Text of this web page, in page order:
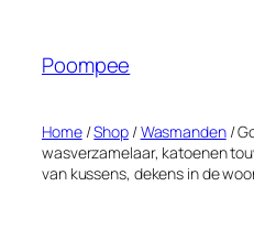
Poompee
Home/Shop/Wasmanden/
wasverzamelaar, katoenen
van kussens, dekens in de